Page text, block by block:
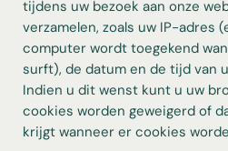
tijdens uw bezoek aan onze
verzamelen, zoals uw IP-adres
computer wordt toegekend
surft), de datum en de tijd van
Indien u dit wenst kunt u uw
cookies worden geweigerd of
krijgt wanneer er cookies